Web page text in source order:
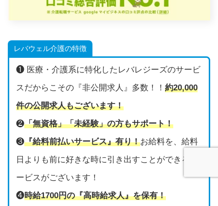
レバウェル介護の特徴
❶ 医療・介護系に特化したレバレジーズのサービ
スだからこその『非公開求人』多数！！ 約20,000
件の公開求人もございます！
❷「無資格」「未経験」の方もサポート！
❸『給料前払いサービス』有り！お給料を、給料
日よりも前に好きな時に引き出すことができるサ
ービスがございます！
❹時給1700円の『高時給求人』を保有！